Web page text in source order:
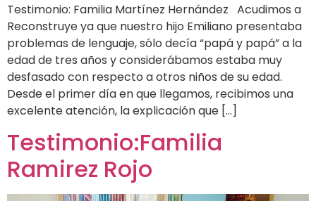
Testimonio: Familia Martínez Hernández Acudimos a
Reconstruye ya que nuestro hijo Emiliano presentaba
problemas de lenguaje, sólo decía “papá y papá” a la
edad de tres años y considerábamos estaba muy
desfasado con respecto a otros niños de su edad.
Desde el primer día en que llegamos, recibimos una
excelente atención, la explicación que […]
Testimonio:Familia
Ramirez Rojo